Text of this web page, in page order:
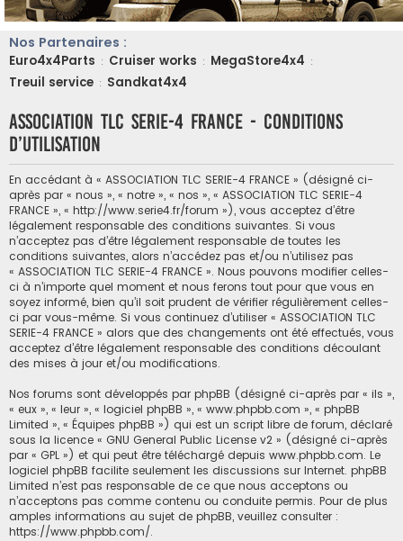
Nos Partenaires :
Euro4x4Parts : Cruiser works : MegaStore4x4 :
Treuil service : Sandkat4x4
ASSOCIATION TLC SERIE-4 FRANCE - Conditions
d’utilisation
En accédant à « ASSOCIATION TLC SERIE-4 FRANCE » (désigné ci-
après par « nous », « notre », « nos », « ASSOCIATION TLC SERIE-4
FRANCE », « http://www.serie4.fr/forum »), vous acceptez d’être
légalement responsable des conditions suivantes. Si vous
n’acceptez pas d’être légalement responsable de toutes les
conditions suivantes, alors n’accédez pas et/ou n’utilisez pas
« ASSOCIATION TLC SERIE-4 FRANCE ». Nous pouvons modifier celles-
ci à n’importe quel moment et nous ferons tout pour que vous en
soyez informé, bien qu’il soit prudent de vérifier régulièrement celles-
ci par vous-même. Si vous continuez d’utiliser « ASSOCIATION TLC
SERIE-4 FRANCE » alors que des changements ont été effectués, vous
acceptez d’être légalement responsable des conditions découlant
des mises à jour et/ou modifications.
Nos forums sont développés par phpBB (désigné ci-après par « ils »,
« eux », « leur », « logiciel phpBB », « www.phpbb.com », « phpBB
Limited », « Équipes phpBB ») qui est un script libre de forum, déclaré
sous la licence « GNU General Public License v2 » (désigné ci-après
par « GPL ») et qui peut être téléchargé depuis www.phpbb.com. Le
logiciel phpBB facilite seulement les discussions sur Internet. phpBB
Limited n’est pas responsable de ce que nous acceptons ou
n’acceptons pas comme contenu ou conduite permis. Pour de plus
amples informations au sujet de phpBB, veuillez consulter :
https://www.phpbb.com/.